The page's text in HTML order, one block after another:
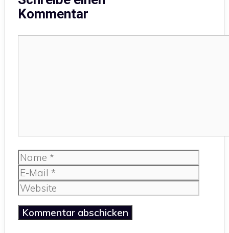
Kommentar
Name
E-
Mail
Website